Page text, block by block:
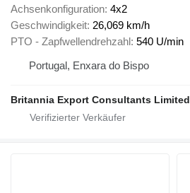
Achsenkonfiguration 4x2
Geschwindigkeit 26,069 km/h
PTO - Zapfwellendrehzahl 540 U/min
Portugal, Enxara do Bispo
Britannia Export Consultants Limited